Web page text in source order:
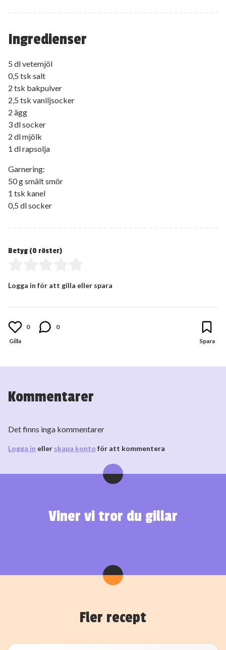
Ingredienser
5 dl vetemjöl
0,5 tsk salt
2 tsk bakpulver
2,5 tsk vaniljsocker
2 ägg
3 dl socker
2 dl mjölk
1 dl rapsolja
Garnering:
50 g smält smör
1 tsk kanel
0,5 dl socker
Betyg (0 röster)
Logga in för att gilla eller spara
0 0
Kommentarer
Det finns inga kommentarer
Logga in eller skapa konto för att kommentera
Viner vi tror du gillar
Fler recept